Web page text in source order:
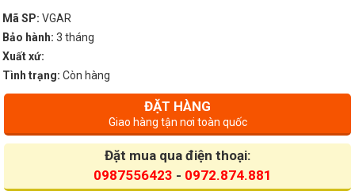
Mã SP: VGAR
Bảo hành: 3 tháng
Xuất xứ:
Tình trạng: Còn hàng
ĐẶT HÀNG
Giao hàng tận nơi toàn quốc
Đặt mua qua điện thoại:
0987556423 - 0972.874.881